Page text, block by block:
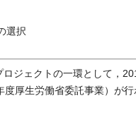
選択
ジェクトの一環として，
厚生労働省委託事業）が